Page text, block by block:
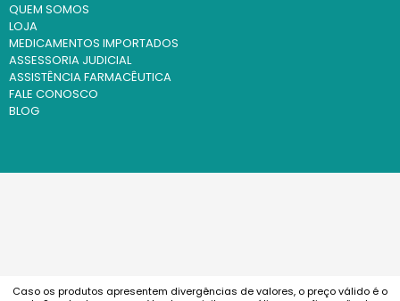
QUEM SOMOS
LOJA
MEDICAMENTOS IMPORTADOS
ASSESSORIA JUDICIAL
ASSISTÊNCIA FARMACÊUTICA
FALE CONOSCO
BLOG
Caso os produtos apresentem divergências de valores, o preço válido é o